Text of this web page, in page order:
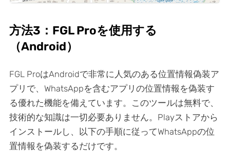
方法3：FGL Proを使用する
（Android）
FGL ProはAndroidで非常に人気のある位置情報偽装ア
プリで、WhatsAppを含むアプリの位置情報を偽装す
る優れた機能を備えています。このツールは無料で、
技術的な知識は一切必要ありません。Playストアから
インストールし、以下の手順に従ってWhatsAppの位
置情報を偽装するだけです。